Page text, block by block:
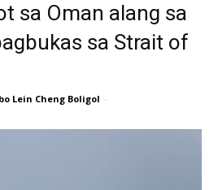
sa Oman alang sa
sa Strait of
Lein Cheng Boligol -